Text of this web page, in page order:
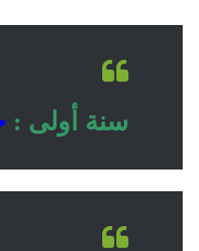
سنة أولى :